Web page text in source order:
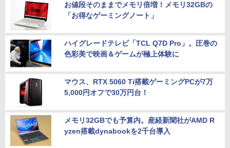
お値段そのままでメモリ倍増！メモリ32GBの
「お得なゲーミングノート」
ハイグレードテレビ「TCL Q7D Pro」。圧巻の
色彩美で映画＆ゲームが極上体験に
マウス、RTX 5060 Ti搭載ゲーミングPCが7万
5,000円オフで30万円台！
メモリ32GBでも予算内。産経新聞社がAMD R
yzen搭載dynabookを2千台導入